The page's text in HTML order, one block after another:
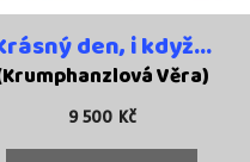
den, i když…
Věra)
9 500 Kč